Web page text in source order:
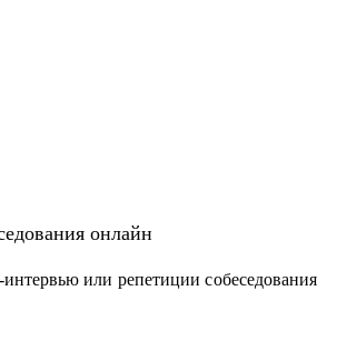
онлайн
или репетиции собеседования